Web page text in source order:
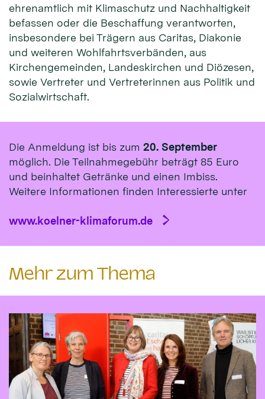
ehrenamtlich mit Klimaschutz und Nachhaltigkeit
befassen oder die Beschaffung verantworten,
insbesondere bei Trägern aus Caritas, Diakonie
und weiteren Wohlfahrtsverbänden, aus
Kirchengemeinden, Landeskirchen und Diözesen,
sowie Vertreter und Vertreterinnen aus Politik und
Sozialwirtschaft.
Die Anmeldung ist bis zum 20. September
möglich. Die Teilnahmegebühr beträgt 85 Euro
und beinhaltet Getränke und einen Imbiss.
Weitere Informationen finden Interessierte unter
www.koelner-klimaforum.de
Mehr zum Thema